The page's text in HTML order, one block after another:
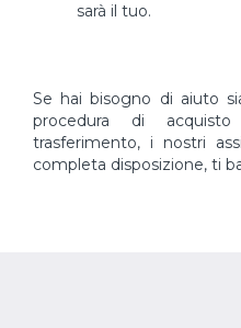
sarà il tuo.
Se hai bisogno di aiuto
procedura di
trasferimento, i nostri
completa disposizione, ti